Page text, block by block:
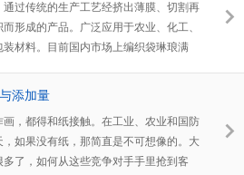
过传统的生产工艺经挤出薄膜、切割再
形成的产品。广泛应用于农业、化工、
材料。目前国内市场上编织袋琳琅满
比较重要的一个点，所以在编织袋增白
添加量
，都得和纸接触。在工业、农业和国防
如果没有纸，那简直是不可想像的。大
了，如何从这些竞争对手手里抢到客